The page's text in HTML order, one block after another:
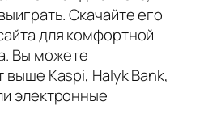
Скачайте его
для комфортной
Вы можете
выше Kaspi, Halyk Bank,
электронные